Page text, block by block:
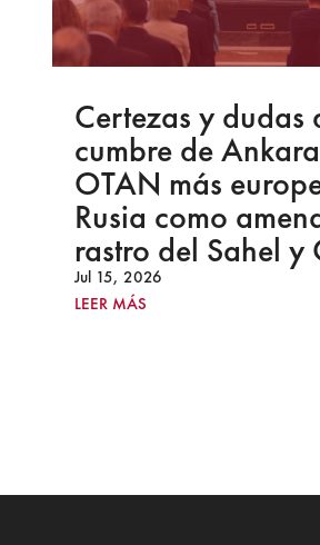
Certezas y dudas
cumbre de
OTAN más
Rusia como
rastro del Sahel y
Jul 15, 2026
LEER MÁS